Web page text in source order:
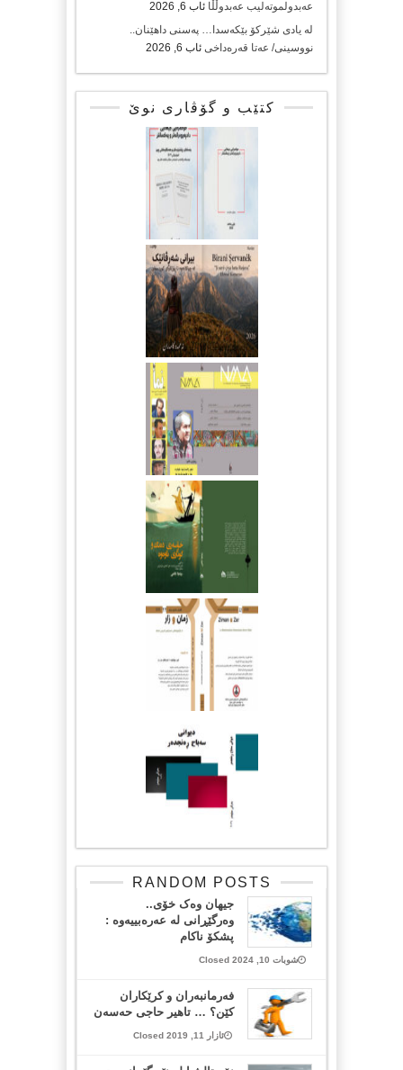
عەبدولموتەلیب عەبدوڵڵا ئاب 6, 2026
لە یادی شێرکۆ بێکەسدا… پەسنی داهێنان..
نووسینی/ عەتا قەرەداخی ئاب 6, 2026
کتێب و گۆڤاری نوێ
RANDOM POSTS
جیهان وەک خۆی..
وەرگێڕانی لە عەرەبییەوە :
پشکۆ ناکام
شوبات 10, 2024 Closed
فەرمانبەران و کرێکاران
کێن؟ … تاهیر حاجی حەسەن
ئازار 11, 2019 Closed